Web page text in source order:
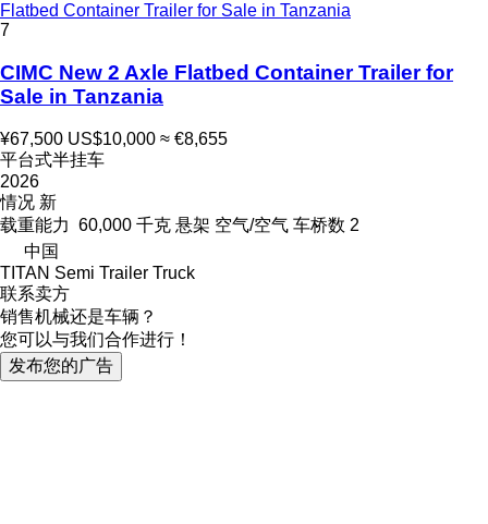
Flatbed Container Trailer for Sale in Tanzania
7
CIMC New 2 Axle Flatbed Container Trailer for
Sale in Tanzania
¥67,500 US$10,000 ≈ €8,655
平台式半挂车
2026
情况 新
载重能力 60,000 千克 悬架 空气/空气 车桥数 2
中国
TITAN Semi Trailer Truck
联系卖方
销售机械还是车辆？
您可以与我们合作进行！
发布您的广告